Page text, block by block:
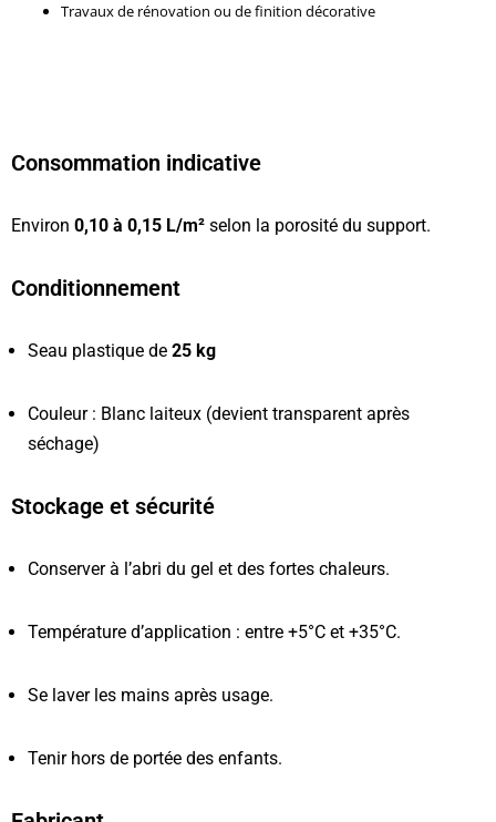
Travaux de rénovation ou de finition décorative
Consommation indicative
Environ 0,10 à 0,15 L/m² selon la porosité du support.
Conditionnement
Seau plastique de 25 kg
Couleur : Blanc laiteux (devient transparent après
séchage)
Stockage et sécurité
Conserver à l’abri du gel et des fortes chaleurs.
Température d’application : entre +5°C et +35°C.
Se laver les mains après usage.
Tenir hors de portée des enfants.